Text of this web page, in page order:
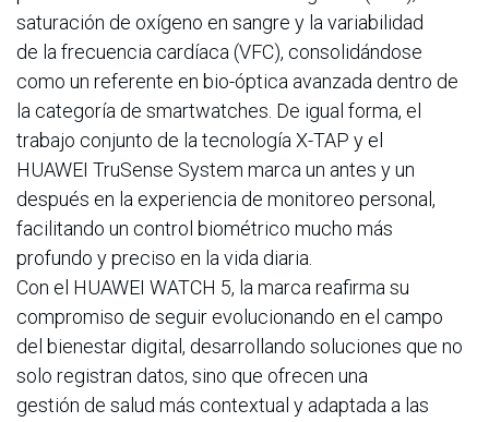
saturación de oxígeno en sangre y la variabilidad
de la frecuencia cardíaca (VFC), consolidándose
como un referente en bio-óptica avanzada dentro de
la categoría de smartwatches. De igual forma, el
trabajo conjunto de la tecnología X-TAP y el
HUAWEI TruSense System marca un antes y un
después en la experiencia de monitoreo personal,
facilitando un control biométrico mucho más
profundo y preciso en la vida diaria.
Con el HUAWEI WATCH 5, la marca reafirma su
compromiso de seguir evolucionando en el campo
del bienestar digital, desarrollando soluciones que no
solo registran datos, sino que ofrecen una
gestión de salud más contextual y adaptada a las